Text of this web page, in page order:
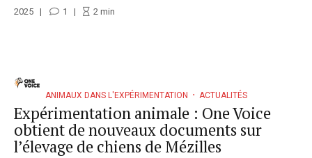
2025
1 2 min
ANIMAUX DANS L'EXPÉRIMENTATION ACTUALITÉS
Expérimentation animale : One Voice
obtient de nouveaux documents sur
l’élevage de chiens de Mézilles